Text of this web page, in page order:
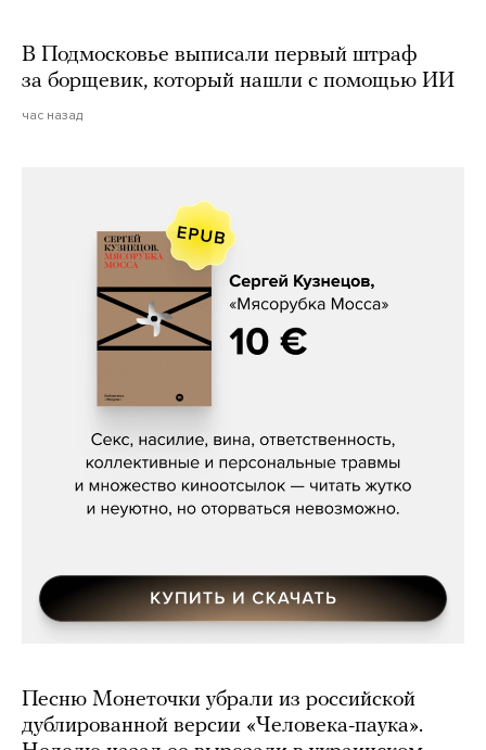
В Подмосковье выписали первый штраф
за борщевик, который нашли с помощью ИИ
час назад
Сергей Кузнецов, «Мясорубка
Песню Монеточки убрали из российской
дублированной версии «Человека-паука».